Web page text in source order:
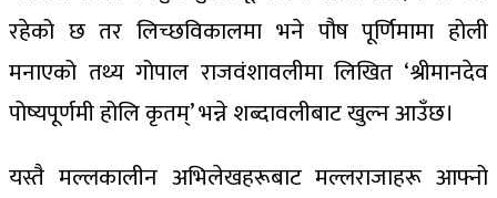
रहेको छ तर लिच्छविकालमा भने पौष पूर्णिमामा होली
मनाएको तथ्य गोपाल राजवंशावलीमा लिखित ‘श्रीमानदेव
पोष्यपूर्णमी होलि कृतम्’ भन्ने शब्दावलीबाट खुल्न आउँछ।
यस्तै मल्लकालीन अभिलेखहरूबाट मल्लराजाहरू आफ्नो